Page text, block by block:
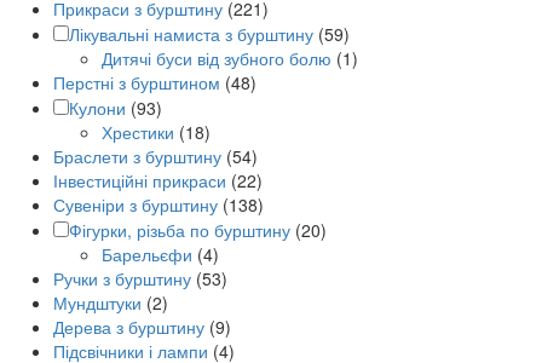
Прикраси з бурштину (221)
Лікувальні намиста з бурштину (59)
Дитячі буси від зубного болю (1)
Перстні з бурштином (48)
Кулони (93)
Хрестики (18)
Браслети з бурштину (54)
Інвестиційні прикраси (22)
Сувеніри з бурштину (138)
Фігурки, різьба по бурштину (20)
Барельєфи (4)
Ручки з бурштину (53)
Мундштуки (2)
Дерева з бурштину (9)
Підсвічники і лампи (4)